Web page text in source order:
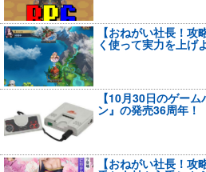
【おねがい社長！攻
く使って実力を上げ
【10月30日のゲー
ン』の発売36周年！
【おねがい社長！